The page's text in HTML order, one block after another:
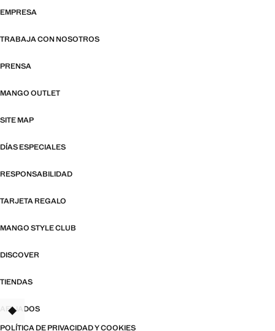
EMPRESA
TRABAJA CON NOSOTROS
PRENSA
MANGO OUTLET
SITE MAP
DÍAS ESPECIALES
RESPONSABILIDAD
TARJETA REGALO
MANGO STYLE CLUB
DISCOVER
TIENDAS
AFILIADOS
POLÍTICA DE PRIVACIDAD Y COOKIES